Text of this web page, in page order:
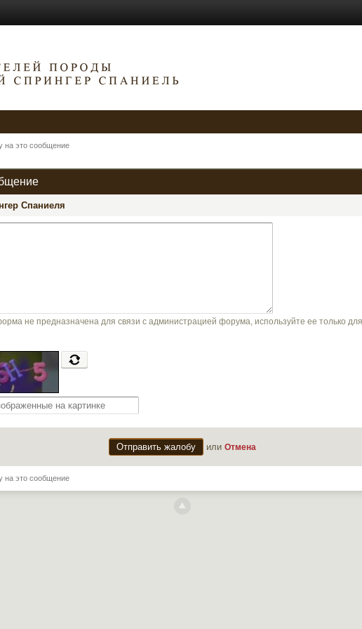
на это сообщение
Спаниеля
не предназначена для связи с администрацией форума, используйте ее только
или Отмена
на это сообщение